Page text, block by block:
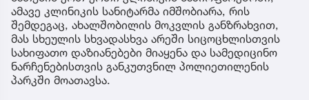
ამავე კლინიკის სანიტარმა იმშობიარა, რის
შემდეგაც, ახალშობილის მოკვლის განზრახვით,
მას სხეულის სხვადასხვა არეში სიცოცხლისთვის
სახიფათო დაზიანებები მიაყენა და სამედიცინო
ნარჩენებისთვის განკუთვნილ პოლიეთილენის
პარკში მოათავსა.